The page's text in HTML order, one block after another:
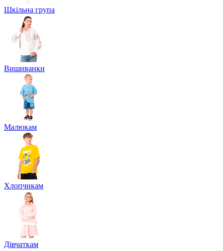
Шкільна група
Вишиванки
Малюкам
Хлопчикам
Дівчаткам